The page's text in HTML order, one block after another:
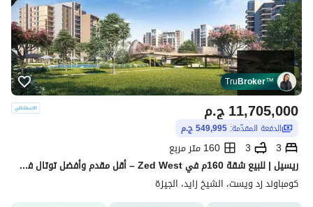
TruBroker™
ج.م11,705,000
الدفعة المقدّمة: 549,995 ج.م
3
3
160 متر مربع
ريسيل | للبيع شقة 160م في Zed West – أقل مقدم وأفضل توتال في الماركت مرحلة Village Views
كومباوند زد ويست، الشيخ زايد، الجيزة